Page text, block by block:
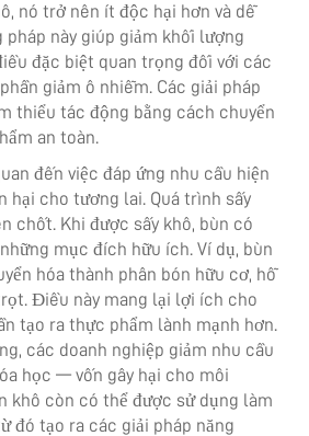
nó trở nên ít độc hại hơn và dễ
pháp này giúp giảm khối lượng
đặc biệt quan trọng đối với các
giảm ô nhiễm. Các giải pháp
thiểu tác động bằng cách chuyển
an toàn.
đến việc đáp ứng nhu cầu hiện
hại cho tương lai. Quá trình sấy
chốt. Khi được sấy khô, bùn có
mục đích hữu ích. Ví dụ, bùn
hóa thành phân bón hữu cơ, hỗ
Điều này mang lại lợi ích cho
tạo ra thực phẩm lành mạnh hơn.
các doanh nghiệp giảm nhu cầu
học — vốn gây hại cho môi
khô còn có thể được sử dụng làm
đó tạo ra các giải pháp năng